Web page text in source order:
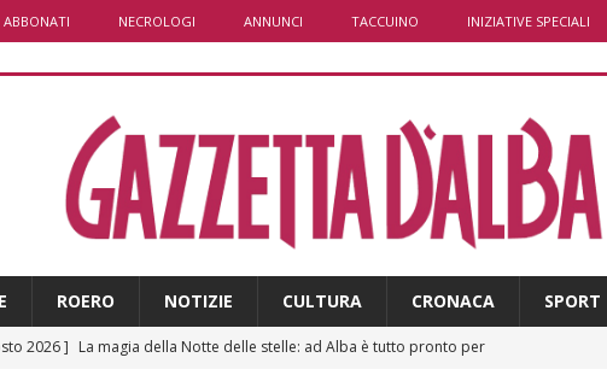
ABBONATI NECROLOGI ANNUNCI TACCUINO INIZIATIVE SPECIALI
ROERO NOTIZIE CULTURA CRONACA SPORT
2026 ] La magia della Notte delle stelle: ad Alba è tutto pronto per